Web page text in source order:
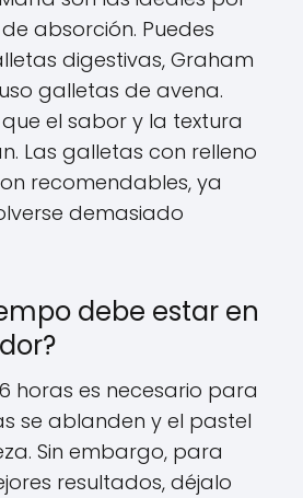
absorción. Puedes
digestivas, Graham
galletas de avena.
el sabor y la textura
Las galletas con relleno
recomendables, ya
demasiado
debe estar en
horas es necesario para
se ablanden y el pastel
Sin embargo, para
resultados, déjalo